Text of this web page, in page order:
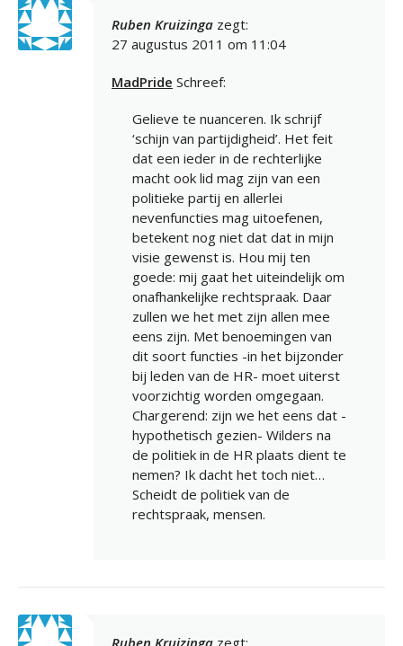
Ruben Kruizinga zegt:
27 augustus 2011 om 11:04
MadPride Schreef:
Gelieve te nuanceren. Ik schrijf
‘schijn van partijdigheid’. Het feit
dat een ieder in de rechterlijke
macht ook lid mag zijn van een
politieke partij en allerlei
nevenfuncties mag uitoefenen,
betekent nog niet dat dat in mijn
visie gewenst is. Hou mij ten
goede: mij gaat het uiteindelijk om
onafhankelijke rechtspraak. Daar
zullen we het met zijn allen mee
eens zijn. Met benoemingen van
dit soort functies -in het bijzonder
bij leden van de HR- moet uiterst
voorzichtig worden omgegaan.
Chargerend: zijn we het eens dat -
hypothetisch gezien- Wilders na
de politiek in de HR plaats dient te
nemen? Ik dacht het toch niet…
Scheidt de politiek van de
rechtspraak, mensen.
Ruben Kruizinga zegt: